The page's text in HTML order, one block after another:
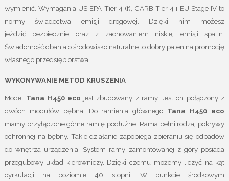
wymienić. Wymagania US EPA Tier 4 (f), CARB Tier 4 i EU Stage IV to
normy świadectwa emisji drogowej. Dzięki nim możesz
jeździć bezpiecznie oraz z zachowaniem niskiej emisji spalin.
Świadomość dbania o środowisko naturalne to dobry paten na promocję
własnego przedsiębiorstwa.
WYKONYWANIE METOD KRUSZENIA
Model Tana H450 eco jest zbudowany z ramy. Jest on połączony z
dwóch modułów bębna. Do ramienia głównego Tana H450 eco
mamy przyłączone górne ramię podłużne. Rama pełni rodzaj pokrywy
ochronnej na bębny. Takie działanie zapobiega zbieraniu się odpadów
do wnętrza urządzenia. System ramy zamontowanej z góry posiada
przegubowy układ kierowniczy. Dzięki czemu możemy liczyć na kąt
cyrkulacji na poziomie 40 stopni. W punkcie środkowym